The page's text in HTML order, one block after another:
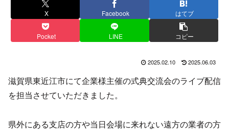
X Facebook はてブ
Pocket LINE コピー
2025.02.10 2025.06.03
滋賀県東近江市にて企業様主催の式典交流会のライブ配信
を担当させていただきました。
県外にある支店の方や当日会場に来れない遠方の業者の方